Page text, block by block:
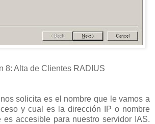
8: Alta de Clientes RADIUS
solicita es el nombre que le vamos a
y cual es la dirección IP o nombre
es accesible para nuestro servidor IAS.